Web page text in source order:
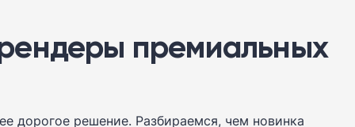
рендеры премиальных
дорогое решение. Разбираемся, чем новинка